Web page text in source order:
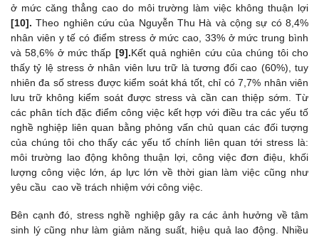
ở mức căng thẳng cao do môi trường làm việc không thuận lợi
[10]. Theo nghiên cứu của Nguyễn Thu Hà và cộng sự có 8,4%
nhân viên y tế có điểm stress ở mức cao, 33% ở mức trung bình
và 58,6% ở mức thấp [9].Kết quả nghiên cứu của chúng tôi cho
thấy tỷ lệ stress ở nhân viên lưu trữ là tương đối cao (60%), tuy
nhiên đa số stress được kiểm soát khá tốt, chỉ có 7,7% nhân viên
lưu trữ không kiểm soát được stress và cần can thiệp sớm. Từ
các phân tích đặc điểm công việc kết hợp với điều tra các yếu tố
nghề nghiệp liên quan bằng phỏng vấn chủ quan các đối tượng
của chúng tôi cho thấy các yếu tố chính liên quan tới stress là:
môi trường lao động không thuận lợi, công việc đơn điệu, khối
lượng công việc lớn, áp lực lớn về thời gian làm việc cũng như
yêu cầu cao về trách nhiệm với công việc.
Bên cạnh đó, stress nghề nghiệp gây ra các ảnh hưởng về tâm
sinh lý cũng như làm giảm năng suất, hiệu quả lao động. Nhiều